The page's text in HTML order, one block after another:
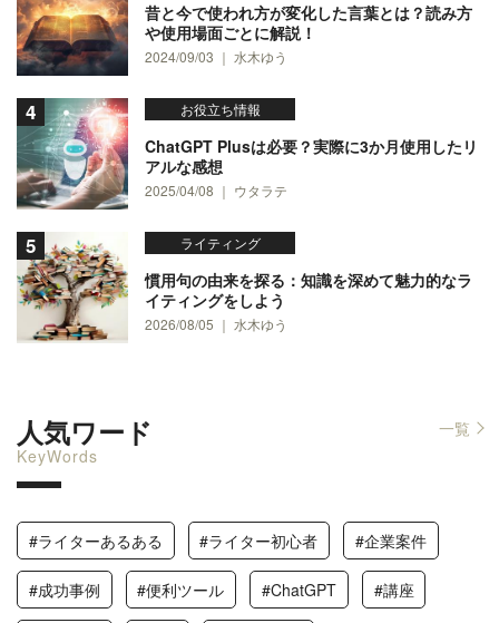
昔と今で使われ方が変化した言葉とは？読み方
や使用場面ごとに解説！
2024/09/03 ｜ 水木ゆう
お役立ち情報
ChatGPT Plusは必要？実際に3か月使用したリ
アルな感想
2025/04/08 ｜ ウタラテ
ライティング
慣用句の由来を探る：知識を深めて魅力的なラ
イティングをしよう
2026/08/05 ｜ 水木ゆう
人気ワード
KeyWords
一覧
#ライターあるある #ライター初心者 #企業案件
#成功事例 #便利ツール #ChatGPT #講座